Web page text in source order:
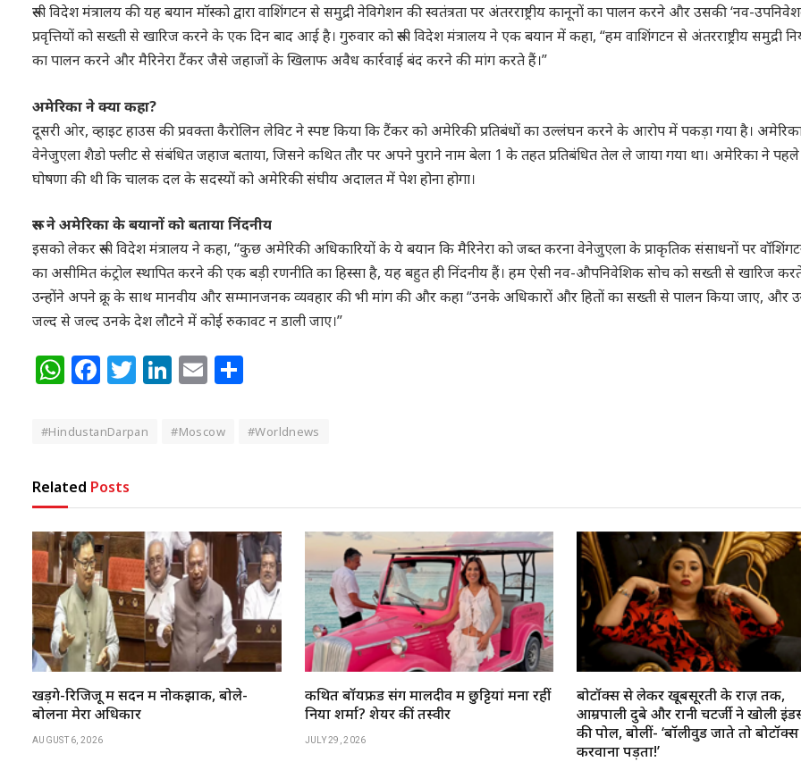
रूसी विदेश मंत्रालय की यह बयान मॉस्को द्वारा वाशिंगटन से समुद्री नेविगेशन की स्वतंत्रता पर अंतरराष्ट्रीय कानूनों का पालन करने और उसकी ‘नव-
प्रवृत्तियों को सख्ती से खारिज करने के एक दिन बाद आई है। गुरुवार को रूसी विदेश मंत्रालय ने एक बयान में कहा, “हम वाशिंगटन से अंतरराष्ट्रीय समुद्री
का पालन करने और मैरिनेरा टैंकर जैसे जहाजों के खिलाफ अवैध कार्रवाई बंद करने की मांग करते हैं।”
अमेरिका ने क्या कहा?
दूसरी ओर, व्हाइट हाउस की प्रवक्ता कैरोलिन लेविट ने स्पष्ट किया कि टैंकर को अमेरिकी प्रतिबंधों का उल्लंघन करने के आरोप में पकड़ा गया है।
वेनेजुएला शैडो फ्लीट से संबंधित जहाज बताया, जिसने कथित तौर पर अपने पुराने नाम बेला 1 के तहत प्रतिबंधित तेल ले जाया गया था। अमेरिका ने पहले
घोषणा की थी कि चालक दल के सदस्यों को अमेरिकी संघीय अदालत में पेश होना होगा।
रूस ने अमेरिका के बयानों को बताया निंदनीय
इसको लेकर रूसी विदेश मंत्रालय ने कहा, “कुछ अमेरिकी अधिकारियों के ये बयान कि मैरिनेरा को जब्त करना वेनेजुएला के प्राकृतिक संसाधनों पर
का असीमित कंट्रोल स्थापित करने की एक बड़ी रणनीति का हिस्सा है, यह बहुत ही निंदनीय हैं। हम ऐसी नव-औपनिवेशिक सोच को सख्ती से खारिज
उन्होंने अपने क्रू के साथ मानवीय और सम्मानजनक व्यवहार की भी मांग की और कहा “उनके अधिकारों और हितों का सख्ती से पालन किया जाए, और
जल्द से जल्द उनके देश लौटने में कोई रुकावट न डाली जाए।”
WhatsApp
Facebook
Twitter
LinkedIn
Email
#HindustanDarpan #Moscow #Worldnews
Related Posts
खड़गे-रिजिजू में सदन में नोकझोंक, बोले-
बोलना मेरा अधिकार
AUGUST 6, 2026
कथित बॉयफ्रेंड संग मालदीव में छुट्टियां मना रहीं
निया शर्मा? शेयर कीं तस्वीरें
JULY 29, 2026
बोटॉक्स से लेकर खूबसूरती के राज़ तक,
आम्रपाली दुबे और रानी चटर्जी ने खोली
की पोल, बोलीं- ‘बॉलीवुड जाते तो बोटॉक्स
करवाना पड़ता!’